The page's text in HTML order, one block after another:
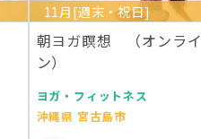
11月[週末・祝日]
朝ヨガ瞑想 （オンライ
ン）
ヨガ・フィットネス
沖縄県 宮古島市